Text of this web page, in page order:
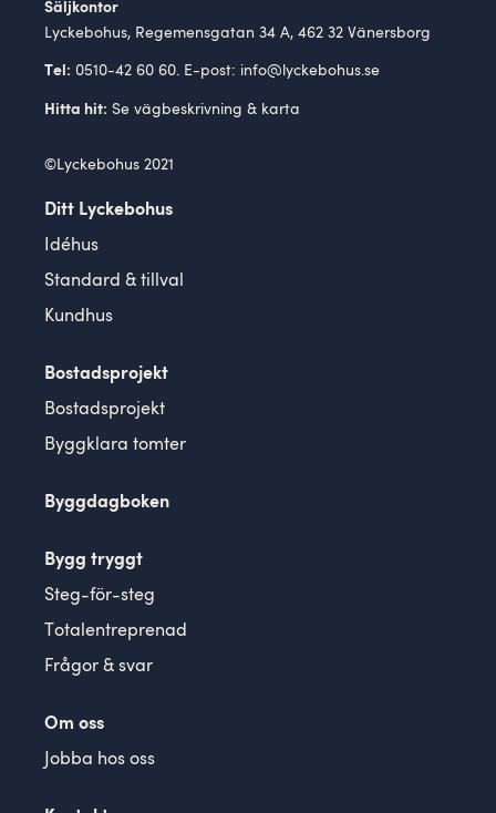
Säljkontor
Lyckebohus, Regemensgatan 34 A, 462 32 Vänersborg
Tel: 0510-42 60 60. E-post: info@lyckebohus.se
Hitta hit: Se vägbeskrivning & karta
©Lyckebohus 2021
Ditt Lyckebohus
Idéhus
Standard & tillval
Kundhus
Bostadsprojekt
Bostadsprojekt
Byggklara tomter
Byggdagboken
Bygg tryggt
Steg-för-steg
Totalentreprenad
Frågor & svar
Om oss
Jobba hos oss